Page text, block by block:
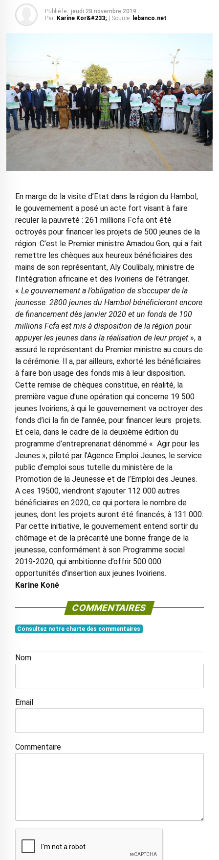
Publié le : jeudi 28 novembre 2019
Par: Karine Kor&#233; | Source: lebanco.net
En marge de la visite d’Etat dans la région du Hambol,
le gouvernement a posé un acte fort visant à faire
reculer la pauvreté : 261 millions Fcfa ont été
octroyés pour financer les projets de 500 jeunes de la
région. C’est le Premier ministre Amadou Gon, qui a fait
remettre les chèques aux heureux bénéficiaires des
mains de son représentant, Aly Coulibaly, ministre de
l’Intégration africaine et des Ivoiriens de l’étranger.
« Le gouvernement a l’obligation de s’occuper de la
jeunesse. 2800 jeunes du Hambol bénéficieront encore
de financement dès janvier 2020 et un fonds de 100
millions Fcfa est mis à disposition de la région pour
appuyer les jeunes dans la réalisation de leur projet», a
assuré le représentant du Premier ministre au cours de
la cérémonie. Il a, par ailleurs, exhorté les bénéficiaires
à faire bon usage des fonds mis à leur disposition.
Cette remise de chèques constitue, en réalité, la
première vague d’une opération qui concerne 19 500
jeunes Ivoiriens, à qui le gouvernement va octroyer des
fonds d’ici la fin de l’année, pour financer leurs projets.
Et cela, dans le cadre de la deuxième édition du
programme d’entreprenariat dénommé « Agir pour les
Jeunes », piloté par l’Agence Emploi Jeunes, le service
public d’emploi sous tutelle du ministère de la
Promotion de la Jeunesse et de l’Emploi des Jeunes.
A ces 19500, viendront s’ajouter 112 000 autres
bénéficiaires en 2020, ce qui portera le nombre de
jeunes, dont les projets auront été financés, à 131 000.
Par cette initiative, le gouvernement entend sortir du
chômage et de la précarité une bonne frange de la
jeunesse, conformément à son Programme social
2019-2020, qui ambitionne d’offrir 500 000
opportunités d’insertion aux jeunes Ivoiriens.
Karine Koné
COMMENTAIRES
Consultez notre charte des commentaires
Nom
Email
Commentaire